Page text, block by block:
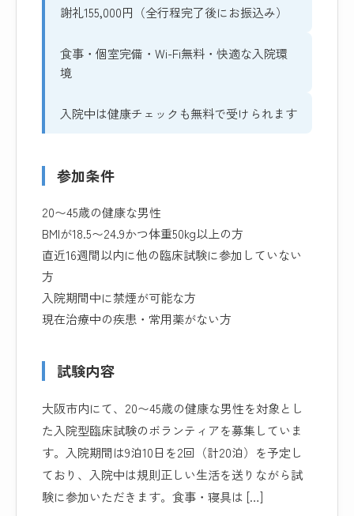
謝礼155,000円（全行程完了後にお振込み）
食事・個室完備・Wi-Fi無料・快適な入院環
境
入院中は健康チェックも無料で受けられます
参加条件
20〜45歳の健康な男性
BMIが18.5〜24.9かつ体重50kg以上の方
直近16週間以内に他の臨床試験に参加していない
方
入院期間中に禁煙が可能な方
現在治療中の疾患・常用薬がない方
試験内容
大阪市内にて、20〜45歳の健康な男性を対象とし
た入院型臨床試験のボランティアを募集していま
す。入院期間は9泊10日を2回（計20泊）を予定し
ており、入院中は規則正しい生活を送りながら試
験に参加いただきます。食事・寝具は […]